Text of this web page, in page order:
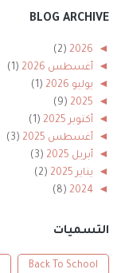
BLOG ARCHIVE
◄
2026
(2)
◄ أغسطس 2026
(1)
◄ يوليو 2026
(1)
◄
2025
(9)
◄ أكتوبر 2025
(1)
◄ أغسطس 2025
(3)
◄ أبريل 2025
(3)
◄ يناير 2025
(2)
◄
2024
(8)
◄ نوفمبر 2024
◄أغسطس 2024
التسميات
Back To School